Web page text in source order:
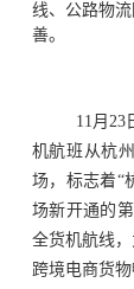
线、公路物
善。
11月23
机航班从杭
场，标志着“
场新开通的
全货机航线
跨境电商货物